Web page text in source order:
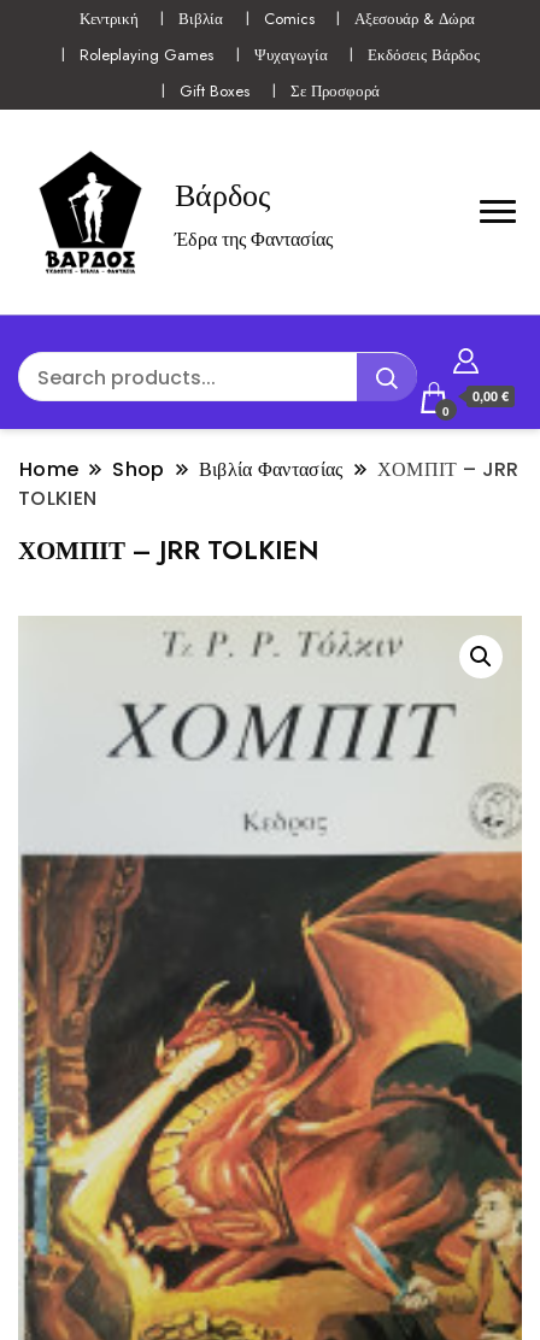
Κεντρική Βιβλία Comics
Αξεσουάρ & Δώρα
Roleplaying Games
Ψυχαγωγία
Εκδόσεις Βάρδος
Gift Boxes
Σε Προσφορά
Βάρδος
Έδρα της Φαντασίας
0
0,00 €
Home Shop Βιβλία Φαντασίας
ΧΟΜΠΙΤ – JRR
TOLKIEN
ΧΟΜΠΙΤ – JRR TOLKIEN